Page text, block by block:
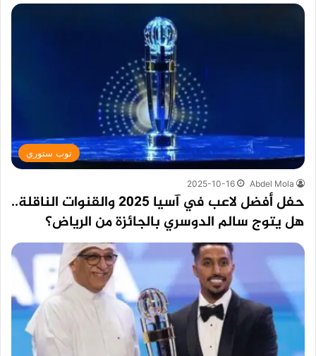
توب ستوري
Abdel Mola
2025-10-16
حفل أفضل لاعب في آسيا 2025 والقنوات الناقلة..
هل يتوج سالم الدوسري بالجائزة من الرياض؟